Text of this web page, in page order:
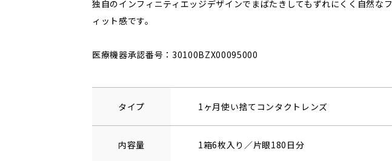
独自のインフィニティエッジデザインでまばたきしてもずれにくく自然なフ
ィット感です。
医療機器承認番号：30100BZX00095000
タイプ 1ヶ月使い捨てコンタクトレンズ
内容量 1箱6枚入り／片眼180日分